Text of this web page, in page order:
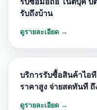
รับถึงบ้าน
ดูรายละเอียด →
บริการรับซื้อสินค้าไอ
ราคาสูง จ่ายสดทันที
ดูรายละเอียด →